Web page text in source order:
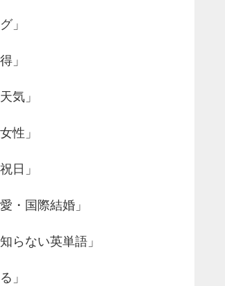
」
」
気」
性」
日」
・国際結婚」
らない英単語」
」